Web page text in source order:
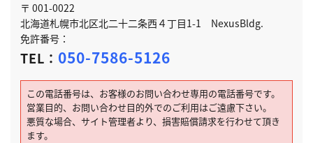
〒 001-0022
北海道札幌市北区北二十二条西４丁目1-1 NexusBldg.
免許番号：
TEL： 050-7586-5126
この電話番号は、お客様のお問い合わせ専用の電話番号です。
営業目的、お問い合わせ目的外でのご利用はご遠慮下さい。
悪質な場合、サイト管理者より、損害賠償請求を行わせて頂き
ます。